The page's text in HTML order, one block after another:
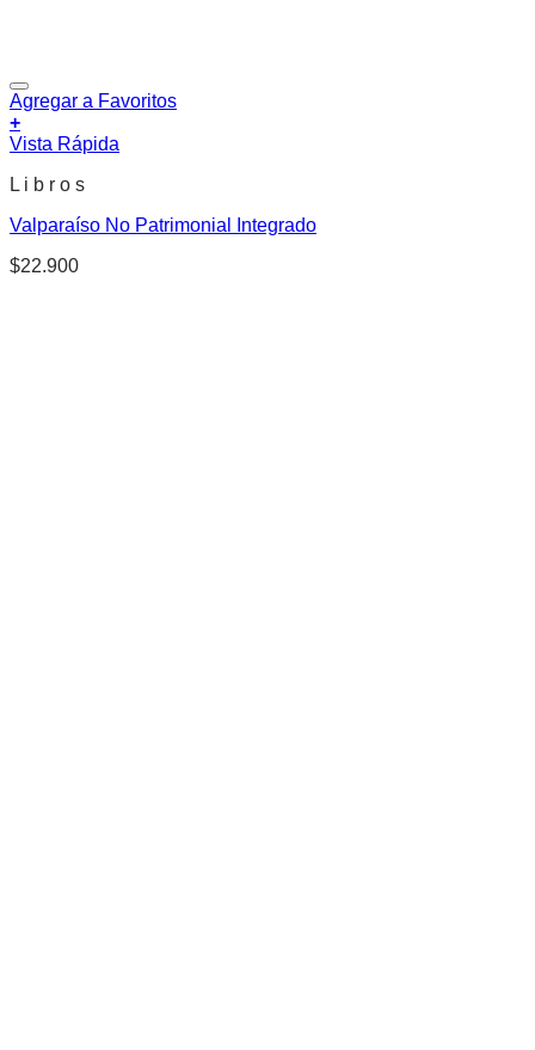
Agregar a Favoritos
+
Vista Rápida
L i b r o s
Valparaíso No Patrimonial Integrado
$22.900